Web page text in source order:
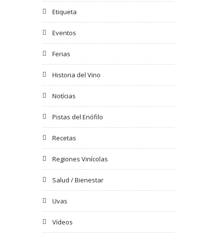
Etiqueta
Eventos
Ferias
Historia del Vino
Notícias
Pistas del Enófilo
Recetas
Regiones Vinícolas
Salud / Bienestar
Uvas
Vídeos